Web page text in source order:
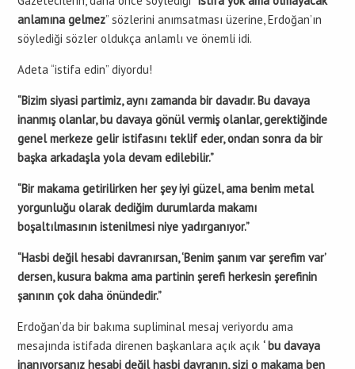
anlamına gelmez” sözlerini anımsatması üzerine, Erdoğan’ın
söylediği sözler oldukça anlamlı ve önemli idi.
Adeta “istifa edin” diyordu!
“Bizim siyasi partimiz, aynı zamanda bir davadır. Bu davaya
inanmış olanlar, bu davaya gönül vermiş olanlar, gerektiğinde
genel merkeze gelir istifasını teklif eder, ondan sonra da bir
başka arkadaşla yola devam edilebilir.”
“Bir makama getirilirken her şey iyi güzel, ama benim metal
yorgunluğu olarak dediğim durumlarda makamı
boşaltılmasının istenilmesi niye yadırganıyor.”
“Hasbi değil hesabi davranırsan, ‘Benim şanım var şerefim var’
dersen, kusura bakma ama partinin şerefi herkesin şerefinin
şanının çok daha önündedir.”
Erdoğan’da bir bakıma supliminal mesaj veriyordu ama
mesajında istifada direnen başkanlara açık açık ‘ bu davaya
inanıyorsanız hesabi değil hasbi davranın, sizi o makama ben